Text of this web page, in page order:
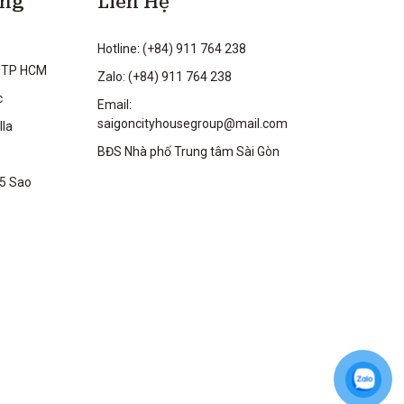
HCM
Sao
Hotline: (+84) 911 764 238
Zalo: (+84) 911 764 238
Email:
saigoncityhousegroup@mail.com
BĐS Nhà phố Trung tâm Sài Gòn